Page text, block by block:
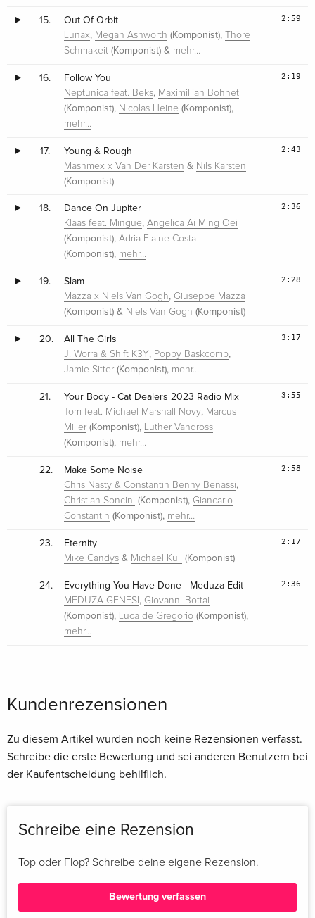
15. Out Of Orbit
Lunax, Megan Ashworth (Komponist), Thore
Schmakeit (Komponist) & mehr…
2:59
16. Follow You
Neptunica feat. Beks, Maximillian Bohnet
(Komponist), Nicolas Heine (Komponist),
mehr…
2:19
17. Young & Rough
Mashmex x Van Der Karsten & Nils Karsten
(Komponist)
2:43
18. Dance On Jupiter
Klaas feat. Mingue,Angelica Ai Ming Oei
(Komponist),Adria Elaine Costa
(Komponist), mehr…
2:36
19. Slam
Mazza x Niels Van Gogh, Giuseppe Mazza
(Komponist) & Niels Van Gogh (Komponist)
2:28
20. All The Girls
J. Worra & Shift K3Y, Poppy Baskcomb,
Jamie Sitter (Komponist), mehr…
3:17
21. Your Body - Cat Dealers 2023 Radio Mix
Tom feat. Michael Marshall Novy, Marcus
Miller (Komponist), Luther Vandross
(Komponist), mehr…
3:55
22. Make Some Noise
Chris Nasty & Constantin Benny Benassi,
Christian Soncini (Komponist), Giancarlo
Constantin (Komponist), mehr…
2:58
23. Eternity
Mike Candys & Michael Kull (Komponist)
2:17
24. Everything You Have Done - Meduza Edit
MEDUZA GENESI , Giovanni Bottai
(Komponist), Luca de Gregorio (Komponist),
mehr…
2:36
Kundenrezensionen
Zu diesem Artikel wurden noch keine Rezensionen verfasst.
Schreibe die erste Bewertung und sei anderen Benutzern bei
der Kaufentscheidung behilflich.
Schreibe eine Rezension
Top oder Flop? Schreibe deine eigene Rezension.
Bewertung verfassen